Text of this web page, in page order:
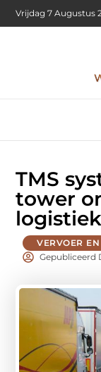
Vrijdag 7 Augustus
TMS
tower
logistiek
VERVOER
Gepubliceerd